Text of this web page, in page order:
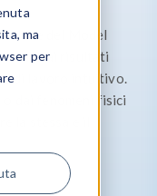
ma
per
del Model
ai risultati
di lavoro intuitivo.
dai fenomeni fisici